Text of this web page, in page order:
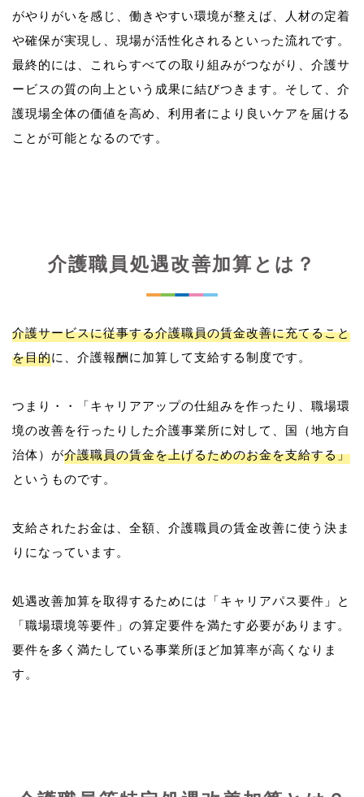
がやりがいを感じ、働きやすい環境が整えば、人材の定着
や確保が実現し、現場が活性化されるといった流れです。
最終的には、これらすべての取り組みがつながり、介護サ
ービスの質の向上という成果に結びつきます。そして、介
護現場全体の価値を高め、利用者により良いケアを届ける
介護職員処遇改善加算とは？
介護サービスに従事する介護職員の賃金改善に充てること
を目的に、介護報酬に加算して支給する制度です。
つまり・・「キャリアアップの仕組みを作ったり、職場環
境の改善を行ったりした介護事業所に対して、国（地方自
治体）が介護職員の賃金を上げるためのお金を支給する」
というものです。
支給されたお金は、全額、介護職員の賃金改善に使う決ま
りになっています。
処遇改善加算を取得するためには「キャリアパス要件」と
「職場環境等要件」の算定要件を満たす必要があります。
要件を多く満たしている事業所ほど加算率が高くなりま
す。